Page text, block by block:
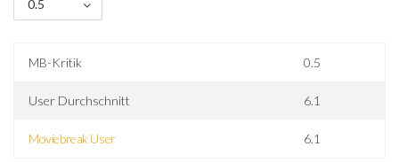
0.5
MB-Kritik 0.5
User Durchschnitt 6.1
Moviebreak User 6.1